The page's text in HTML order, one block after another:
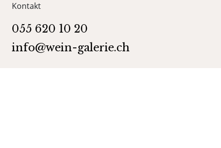
Kontakt
055 620 10 20
info@wein-galerie.ch